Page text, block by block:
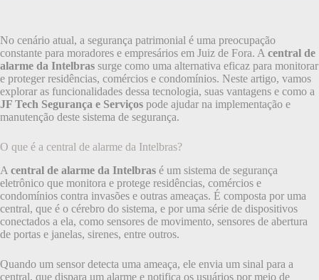
No cenário atual, a segurança patrimonial é uma preocupação
constante para moradores e empresários em Juiz de Fora. A central de
alarme da Intelbras surge como uma alternativa eficaz para monitorar
e proteger residências, comércios e condomínios. Neste artigo, vamos
explorar as funcionalidades dessa tecnologia, suas vantagens e como a
JF Tech Segurança e Serviços pode ajudar na implementação e
manutenção deste sistema de segurança.
O que é a central de alarme da Intelbras?
A central de alarme da Intelbras é um sistema de segurança
eletrônico que monitora e protege residências, comércios e
condomínios contra invasões e outras ameaças. É composta por uma
central, que é o cérebro do sistema, e por uma série de dispositivos
conectados a ela, como sensores de movimento, sensores de abertura
de portas e janelas, sirenes, entre outros.
Quando um sensor detecta uma ameaça, ele envia um sinal para a
central, que dispara um alarme e notifica os usuários por meio de